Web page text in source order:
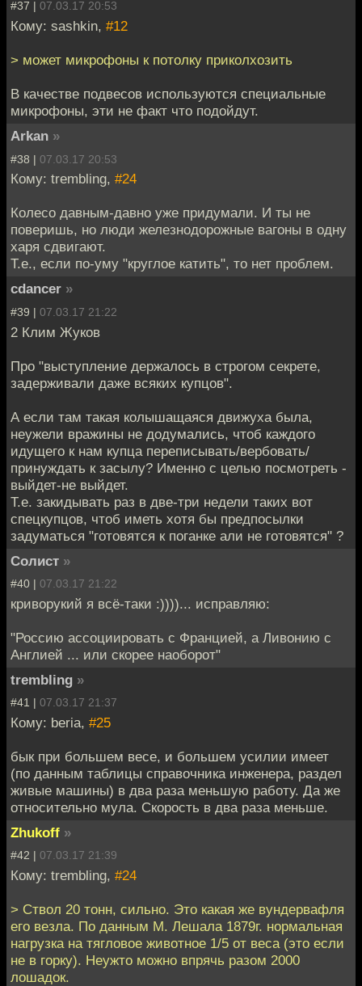
#37 | 07.03.17 20:53
Кому: sashkin, #12
> может микрофоны к потолку приколхозить
В качестве подвесов используются специальные
микрофоны, эти не факт что подойдут.
Arkan »
#38 | 07.03.17 20:53
Кому: trembling, #24
Колесо давным-давно уже придумали. И ты не
поверишь, но люди железнодорожные вагоны в одну
харя сдвигают.
Т.е., если по-уму "круглое катить", то нет проблем.
cdancer »
#39 | 07.03.17 21:22
2 Клим Жуков
Про "выступление держалось в строгом секрете,
задерживали даже всяких купцов".
А если там такая колышащаяся движуха была,
неужели вражины не додумались, чтоб каждого
идущего к нам купца переписывать/вербовать/
принуждать к засылу? Именно с целью посмотреть -
выйдет-не выйдет.
Т.е. закидывать раз в две-три недели таких вот
спецкупцов, чтоб иметь хотя бы предпосылки
задуматься "готовятся к поганке али не готовятся" ?
Солист »
#40 | 07.03.17 21:22
криворукий я всё-таки :))))... исправляю:
"Россию ассоциировать с Францией, а Ливонию с
Англией ... или скорее наоборот"
trembling »
#41 | 07.03.17 21:37
Кому: beria, #25
бык при большем весе, и большем усилии имеет
(по данным таблицы справочника инженера, раздел
живые машины) в два раза меньшую работу. Да же
относительно мула. Скорость в два раза меньше.
Zhukoff »
#42 | 07.03.17 21:39
Кому: trembling, #24
> Ствол 20 тонн, сильно. Это какая же вундервафля
его везла. По данным М. Лешала 1879г. нормальная
нагрузка на тягловое животное 1/5 от веса (это если
не в горку). Неужто можно впрячь разом 2000
лошадок.